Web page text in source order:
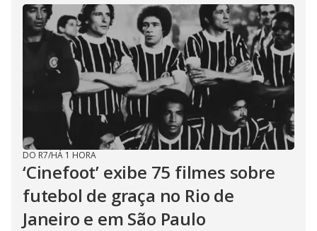
DO R7/HÁ 1 HORA
‘Cinefoot’ exibe 75 filmes sobre
futebol de graça no Rio de
Janeiro e em São Paulo